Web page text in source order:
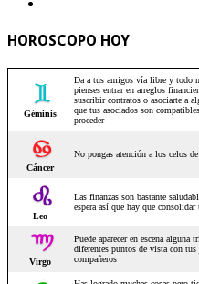
HOROSCOPO HOY